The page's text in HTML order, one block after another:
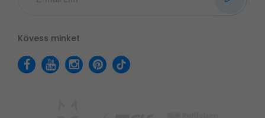
Kövess minket